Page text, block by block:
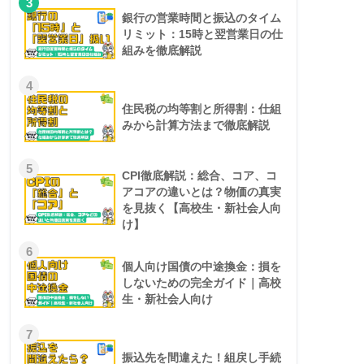
3
銀行の営業時間と振込のタイム
リミット：15時と翌営業日の仕
組みを徹底解説
4
住民税の均等割と所得割：仕組
みから計算方法まで徹底解説
5
CPI徹底解説：総合、コア、コ
アコアの違いとは？物価の真実
を見抜く【高校生・新社会人向
け】
6
個人向け国債の中途換金：損を
しないための完全ガイド｜高校
生・新社会人向け
7
振込先を間違えた！組戻し手続